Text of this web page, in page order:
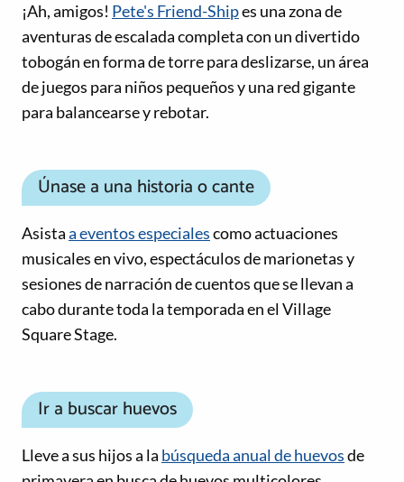
¡Ah, amigos! Pete's Friend-Shipes una zona de
aventuras de escalada completa con un divertido
tobogán en forma de torre para deslizarse, un área
de juegos para niños pequeños y una red gigante
para balancearse y rebotar.
Únase a una historia o cante
Asistaa eventos especialescomo actuaciones
musicales en vivo, espectáculos de marionetas y
sesiones de narración de cuentos que se llevan a
cabo durante toda la temporada en el Village
Square Stage.
Ir a buscar huevos
Lleve a sus hijos a la búsqueda anual de huevosde